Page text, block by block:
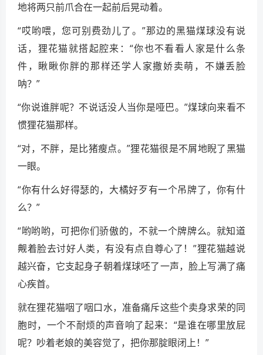
地将两只前爪合在一起前后晃动着。
“哎哟喂，您可别费劲儿了。”那边的黑猫煤球没有说
话，狸花猫就搭起腔来：“你也不看看人家是什么条
件，瞅瞅你胖的那样还学人家撒娇卖萌，不嫌丢脸
呐？”
“你说谁胖呢？不说话没人当你是哑巴。”煤球向来看不
惯狸花猫那样。
“对，不胖，是比猪瘦点。”狸花猫很是不屑地睨了黑猫
一眼。
“你有什么好得瑟的，大橘好歹有一个吊牌了，你有什
么？”
“哟哟哟，可把你们骄傲的，不就一个牌牌么。就知道
觍着脸去讨好人类，有没有点自尊心了！”狸花猫越说
越兴奋，它支起身子朝着煤球呸了一声，脸上写满了痛
心疾首。
就在狸花猫咽了咽口水，准备痛斥这些个卖身求荣的同
胞时，一个不耐烦的声音响了起来：“是谁在哪里放屁
呢？吵着老娘的美容觉了，把你那腚眼闭上！”